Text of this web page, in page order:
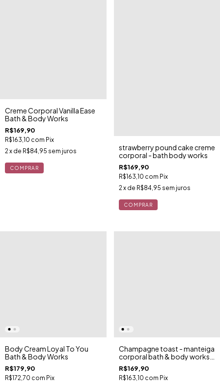
Creme Corporal Vanilla Ease
Bath & Body Works
R$169,90
R$163,10 com Pix
2 x de R$84,95 sem juros
strawberry pound cake creme
corporal - bath body works
R$169,90
R$163,10 com Pix
2 x de R$84,95 sem juros
Body Cream Loyal To You
Bath & Body Works
R$179,90
R$172,70 com Pix
Champagne toast - manteiga
corporal bath & body works
185g
R$169,90
R$163,10 com Pix